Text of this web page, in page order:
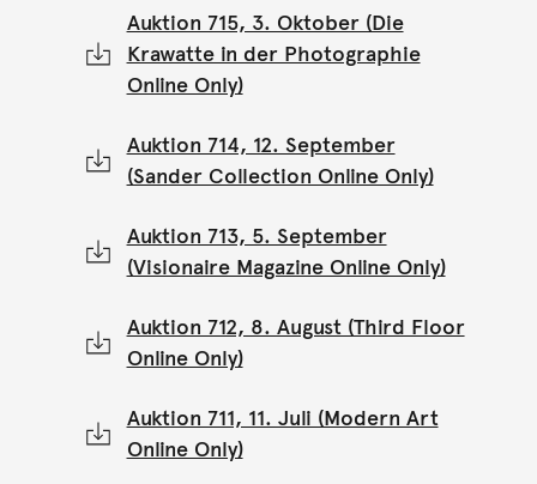
Auktion 715, 3. Oktober (Die
Krawatte in der Photographie
Online Only)
Auktion 714, 12. September
(Sander Collection Online Only)
Auktion 713, 5. September
(Visionaire Magazine Online Only)
Auktion 712, 8. August (Third Floor
Online Only)
Auktion 711, 11. Juli (Modern Art
Online Only)